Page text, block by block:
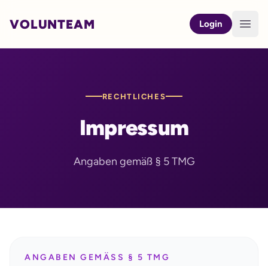
VOLUNTEAM Login
RECHTLICHES
Impressum
Angaben gemäß § 5 TMG
ANGABEN GEMÄSS § 5 TMG